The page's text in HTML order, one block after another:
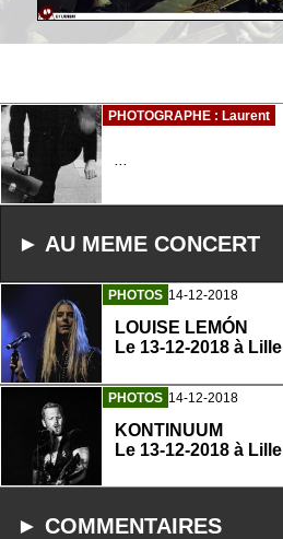
PHOTOGRAPHE : Laurent
...
► AU MEME CONCERT
PHOTOS 14-12-2018
LOUISE LEMÓN
Le 13-12-2018 à Lille
PHOTOS 14-12-2018
KONTINUUM
Le 13-12-2018 à Lille
► COMMENTAIRES